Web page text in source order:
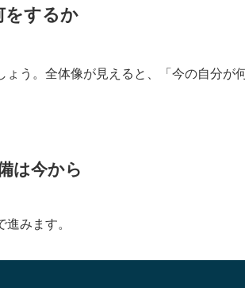
をするか
う。全体像が見えると、「今の自分が
は今から
みます。